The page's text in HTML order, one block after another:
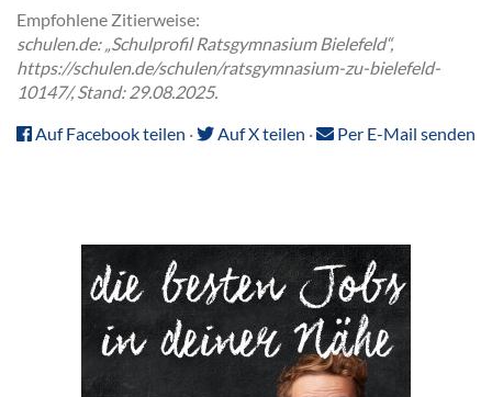
Empfohlene Zitierweise:
schulen.de: „Schulprofil Ratsgymnasium Bielefeld“,
https://schulen.de/schulen/ratsgymnasium-zu-bielefeld-
10147/, Stand: 29.08.2025.
Auf Facebook teilen · Auf X teilen · Per E-Mail senden